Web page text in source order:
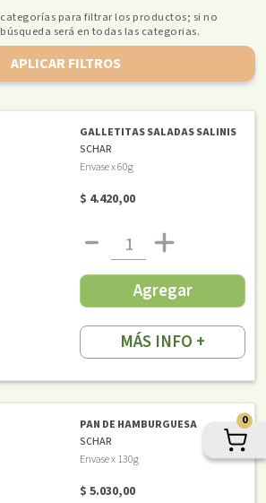
para filtrar los productos; si no
será en todas las categorias.
APLICAR FILTROS
GALLETITAS SALADAS SALINIS
SCHAR
Envase x 60g
$ 4.420,00
Agregar
MÁS INFO +
PAN DE HAMBURGUESA
SCHAR
Envase x 130g
$ 5.030,00
0